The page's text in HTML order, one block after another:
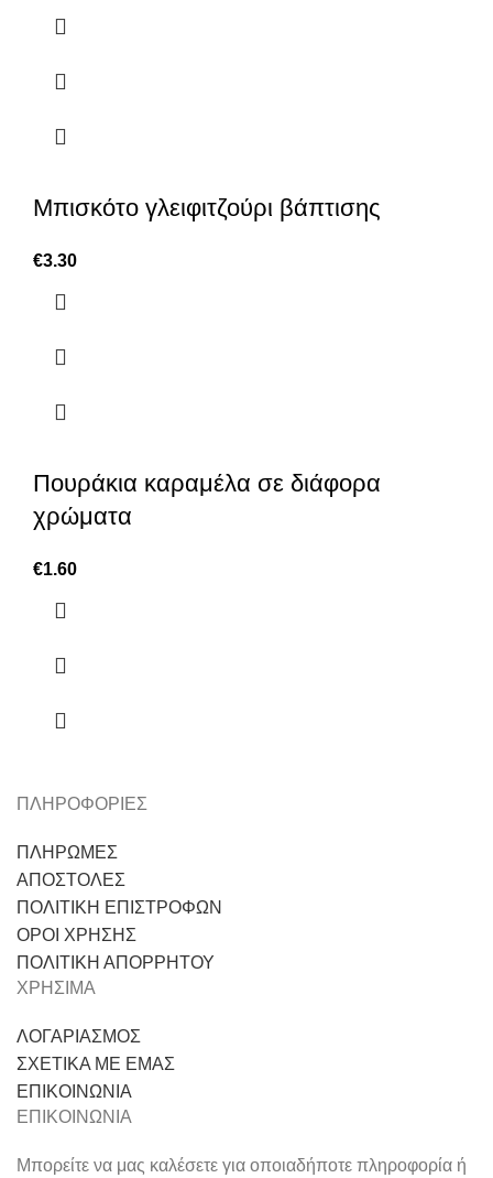
Μπισκότο γλειφιτζούρι βάπτισης
€3.30
Πουράκια καραμέλα σε διάφορα
χρώματα
€1.60
ΠΛΗΡΟΦΟΡΙΕΣ
ΠΛΗΡΩΜΕΣ
ΑΠΟΣΤΟΛΕΣ
ΠΟΛΙΤΙΚΗ ΕΠΙΣΤΡΟΦΩΝ
ΟΡΟΙ ΧΡΗΣΗΣ
ΠΟΛΙΤΙΚΗ ΑΠΟΡΡΗΤΟΥ
ΧΡΗΣΙΜΑ
ΛΟΓΑΡΙΑΣΜΟΣ
ΣΧΕΤΙΚΑ ΜΕ ΕΜΑΣ
ΕΠΙΚΟΙΝΩΝΙΑ
ΕΠΙΚΟΙΝΩΝΙΑ
Μπορείτε να μας καλέσετε για οποιαδήποτε πληροφορία ή